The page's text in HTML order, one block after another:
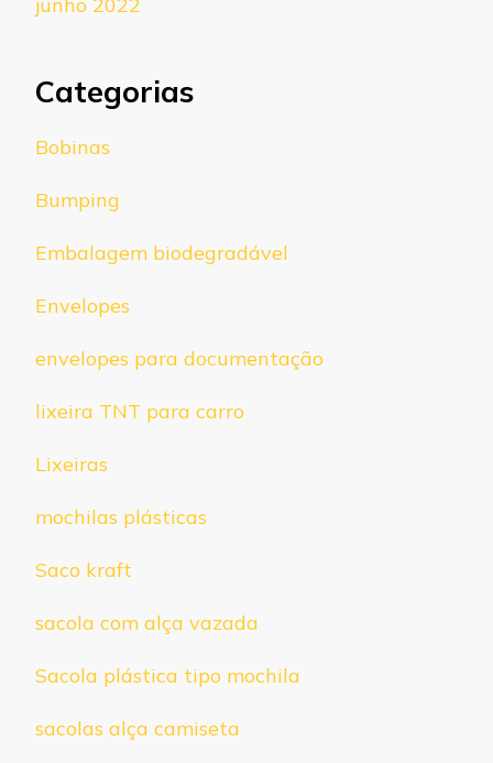
junho 2022
Categorias
Bobinas
Bumping
Embalagem biodegradável
Envelopes
envelopes para documentação
lixeira TNT para carro
Lixeiras
mochilas plásticas
Saco kraft
sacola com alça vazada
Sacola plástica tipo mochila
sacolas alça camiseta